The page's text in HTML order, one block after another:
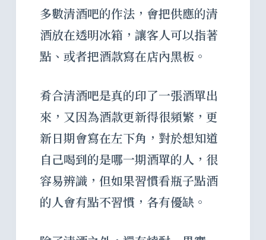
多數清酒吧的作法，會把供應的清
酒放在透明冰箱，讓客人可以指著
點、或者把酒款寫在店內黑板。
肴合清酒吧是真的印了一張酒單出
來，又因為酒款更新得很頻繁，更
新日期會寫在左下角，對於想知道
自己喝到的是哪一期酒單的人，很
容易辨識，但如果習慣看瓶子點酒
的人會有點不習慣，各有優缺。